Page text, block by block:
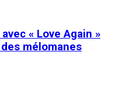
« Love Again »
mélomanes